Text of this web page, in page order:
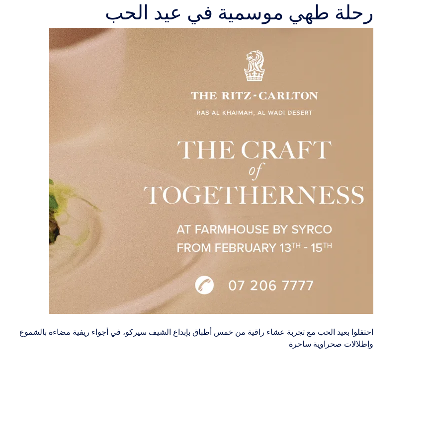
رحلة طهي موسمية في عيد الحب
احتفلوا بعيد الحب مع تجربة عشاء راقية من خمس أطباق بإبداع الشيف سيركو، في أجواء ريفية مضاءة بالشموع
وإطلالات صحراوية ساحرة